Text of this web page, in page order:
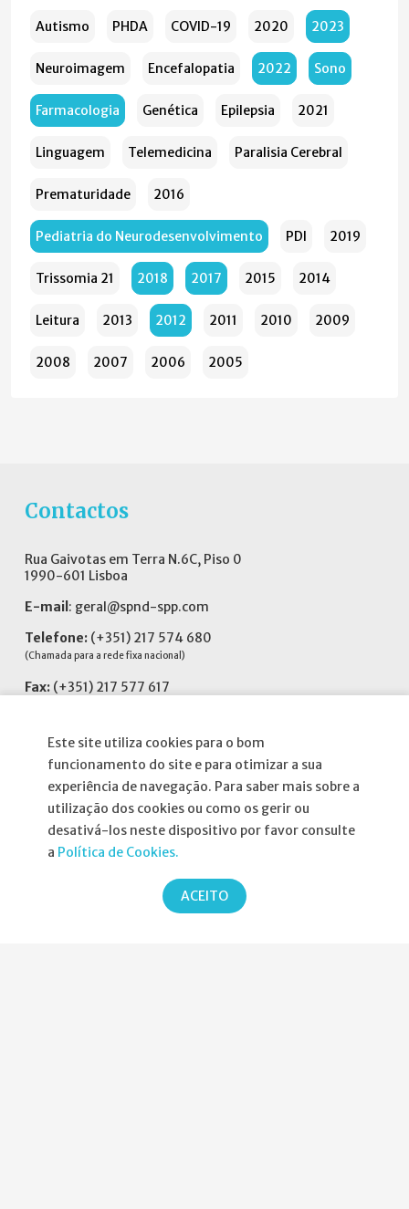
Este site utiliza cookies para o bom
funcionamento do site e para otimizar a sua
experiência de navegação. Para saber mais sobre a
utilização dos cookies ou como os gerir ou
desativá-los neste dispositivo por favor consulte
a Política de Cookies.
ACEITO
Autismo PHDA COVID-19 2020 2023
Neuroimagem Encefalopatia 2022 Sono
Farmacologia Genética Epilepsia 2021
Linguagem Telemedicina Paralisia Cerebral
Prematuridade 2016
Pediatria do Neurodesenvolvimento PDI 2019
Trissomia 21 2018 2017 2015 2014
Leitura 2013 2012 2011 2010 2009
2008 2007 2006 2005
Contactos
Rua Gaivotas em Terra N.6C, Piso 0
1990-601 Lisboa
E-mail : geral@spnd-spp.com
Telefone: (+351) 217 574 680
(Chamada para a rede fixa nacional)
Fax: (+351) 217 577 617
Informações
Atribuição da Bolsa SPND